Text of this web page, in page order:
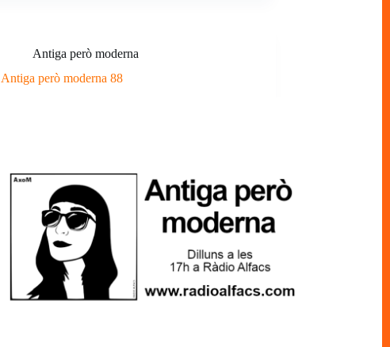
Antiga però moderna
Antiga però moderna 88